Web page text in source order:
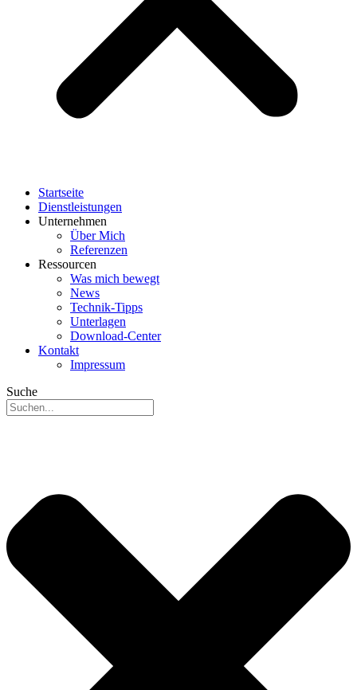
Startseite
Dienstleistungen
Unternehmen
Über Mich
Referenzen
Ressourcen
Was mich bewegt
News
Technik-Tipps
Unterlagen
Download-Center
Kontakt
Impressum
Suche